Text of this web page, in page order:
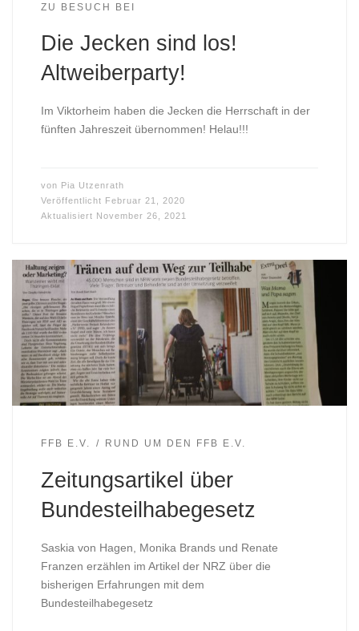
ZU BESUCH BEI
Die Jecken sind los!
Altweiberparty!
Im Viktorheim haben die Jecken die Herrschaft in der
fünften Jahreszeit übernommen! Helau!!!
von Pia Utzenrath
Veröffentlicht Februar 21, 2020
Aktualisiert November 26, 2021
FFB E.V. RUND UM DEN FFB E.V.
Zeitungsartikel über
Bundesteilhabegesetz
Saskia von Hagen, Monika Brands und Renate
Franzen erzählen im Artikel der NRZ über die
bisherigen Erfahrungen mit dem
Bundesteilhabegesetz